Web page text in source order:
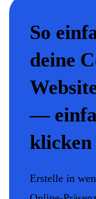
So
deine
—
klicken
Erstelle in